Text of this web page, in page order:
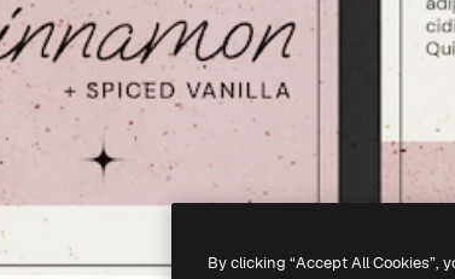
By clicking “Accept All Cookies”,